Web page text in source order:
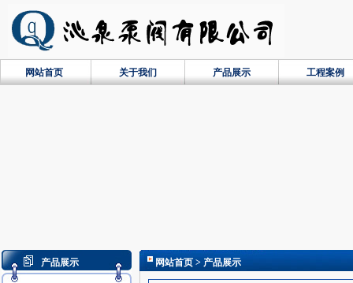
网站首页 关于我们 产品展示 工程案例
产品展示 网站首页 > 产品展示